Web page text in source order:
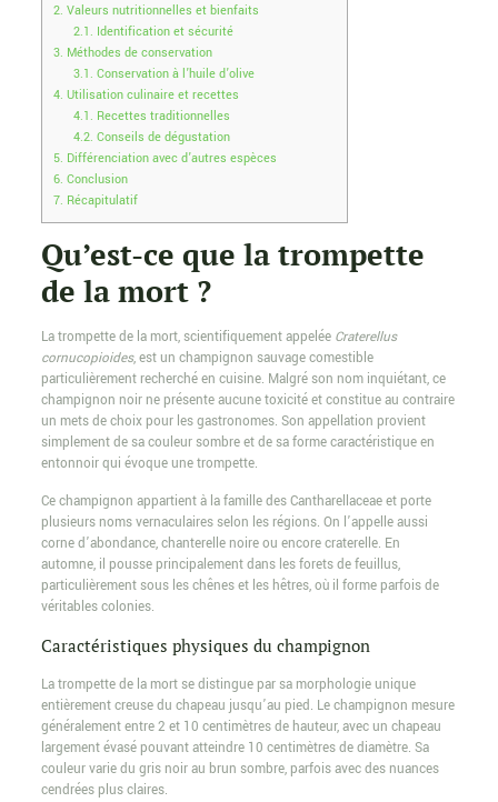
2. Valeurs nutritionnelles et bienfaits
2.1. Identification et sécurité
3. Méthodes de conservation
3.1. Conservation à l’huile d’olive
4. Utilisation culinaire et recettes
4.1. Recettes traditionnelles
4.2. Conseils de dégustation
5. Différenciation avec d’autres espèces
6. Conclusion
7. Récapitulatif
Qu’est-ce que la trompette
de la mort ?
La trompette de la mort, scientifiquement appelée Craterellus
cornucopioides, est un champignon sauvage comestible
particulièrement recherché en cuisine. Malgré son nom inquiétant, ce
champignon noir ne présente aucune toxicité et constitue au contraire
un mets de choix pour les gastronomes. Son appellation provient
simplement de sa couleur sombre et de sa forme caractéristique en
entonnoir qui évoque une trompette.
Ce champignon appartient à la famille des Cantharellaceae et porte
plusieurs noms vernaculaires selon les régions. On l’appelle aussi
corne d’abondance, chanterelle noire ou encore craterelle. En
automne, il pousse principalement dans les forets de feuillus,
particulièrement sous les chênes et les hêtres, où il forme parfois de
véritables colonies.
Caractéristiques physiques du champignon
La trompette de la mort se distingue par sa morphologie unique
entièrement creuse du chapeau jusqu’au pied. Le champignon mesure
généralement entre 2 et 10 centimètres de hauteur, avec un chapeau
largement évasé pouvant atteindre 10 centimètres de diamètre. Sa
couleur varie du gris noir au brun sombre, parfois avec des nuances
cendrées plus claires.